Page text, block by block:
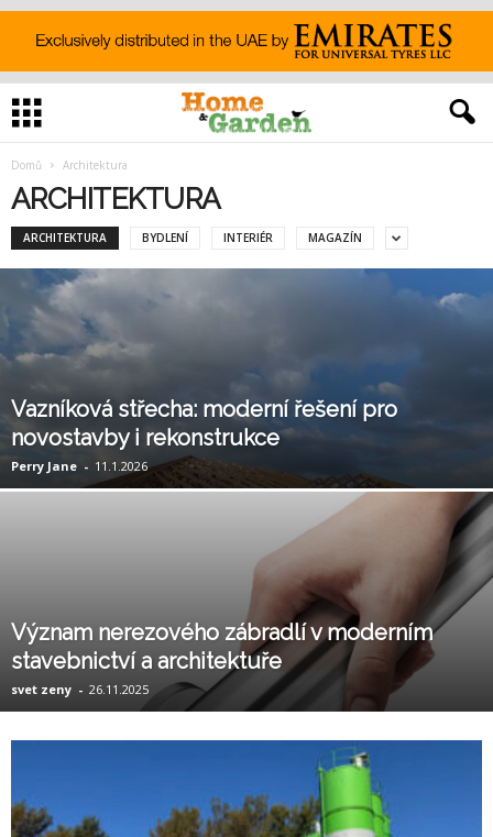
Domů Architektura
ARCHITEKTURA
ARCHITEKTURA BYDLENÍ INTERIÉR MAGAZÍN
Vazníková střecha: moderní řešení pro
novostavby i rekonstrukce
Perry Jane - 11.1.2026
Význam nerezového zábradlí v moderním
stavebnictví a architektuře
svet zeny - 26.11.2025